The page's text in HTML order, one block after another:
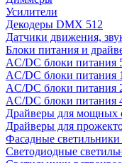
Усилители
Декодеры DMX 512
Датчики движения,
Блоки питания и
AC/DC блоки питания
AC/DC блоки питания
AC/DC блоки питания
AC/DC блоки питания
Драйверы для мощных
Драйверы для
Фасадные
Светодиодные